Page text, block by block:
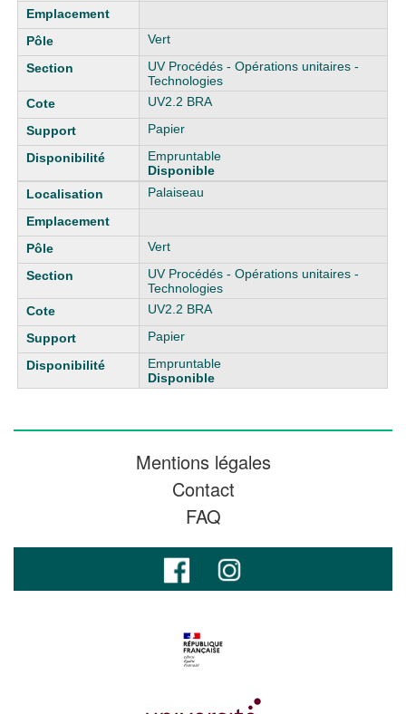
Vert
UV Procédés - Opérations unitaires -
Technologies
UV2.2 BRA
Papier
Empruntable
Disponible
Palaiseau
Vert
UV Procédés - Opérations unitaires -
Technologies
UV2.2 BRA
Papier
Empruntable
Disponible
Mentions légales
Contact
FAQ